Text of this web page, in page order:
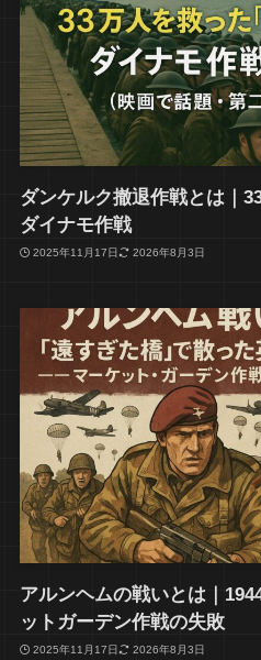
ダンケルク撤退作戦とは｜
ダイナモ作戦
2025年11月17日 2026年8月3日
アルンヘムの戦いとは｜
ットガーデン作戦の失敗
2025年11月17日 2026年8月3日